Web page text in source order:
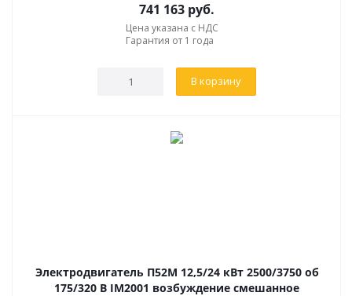
741 163 руб.
Цена указана с НДС
Гарантия от 1 года
В корзину
Электродвигатель П52М 12,5/24 кВт 2500/3750 об
175/320 В IM2001 возбуждение смешанное